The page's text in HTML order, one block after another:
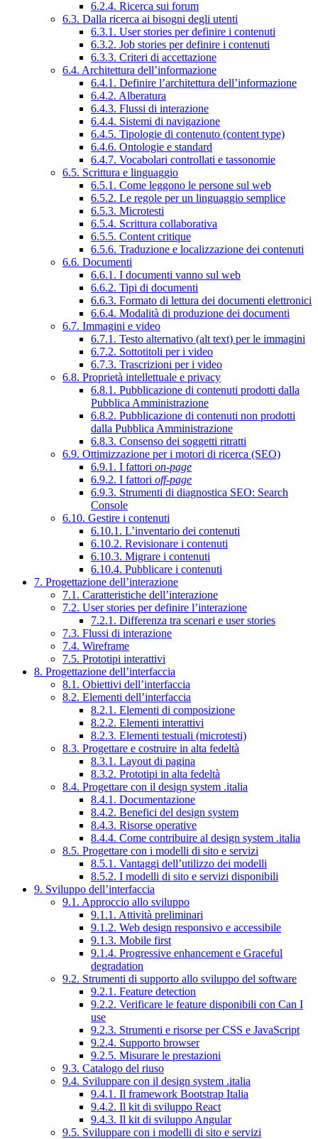
6.2.4. Ricerca sui forum
6.3. Dalla ricerca ai bisogni degli utenti
6.3.1. User stories per definire i contenuti
6.3.2. Job stories per definire i contenuti
6.3.3. Criteri di accettazione
6.4. Architettura dell’informazione
6.4.1. Definire l’architettura dell’informazione
6.4.2. Alberatura
6.4.3. Flussi di interazione
6.4.4. Sistemi di navigazione
6.4.5. Tipologie di contenuto (content type)
6.4.6. Ontologie e standard
6.4.7. Vocabolari controllati e tassonomie
6.5. Scrittura e linguaggio
6.5.1. Come leggono le persone sul web
6.5.2. Le regole per un linguaggio semplice
6.5.3. Microtesti
6.5.4. Scrittura collaborativa
6.5.5. Content critique
6.5.6. Traduzione e localizzazione dei contenuti
6.6. Documenti
6.6.1. I documenti vanno sul web
6.6.2. Tipi di documenti
6.6.3. Formato di lettura dei documenti elettronici
6.6.4. Modalità di produzione dei documenti
6.7. Immagini e video
6.7.1. Testo alternativo (alt text) per le immagini
6.7.2. Sottotitoli per i video
6.7.3. Trascrizioni per i video
6.8. Proprietà intellettuale e privacy
6.8.1. Pubblicazione di contenuti prodotti dalla
Pubblica Amministrazione
6.8.2. Pubblicazione di contenuti non prodotti
dalla Pubblica Amministrazione
6.8.3. Consenso dei soggetti ritratti
6.9. Ottimizzazione per i motori di ricerca (SEO)
6.9.1. I fattori on-page
6.9.2. I fattori off-page
6.9.3. Strumenti di diagnostica SEO: Search
Console
6.10. Gestire i contenuti
6.10.1. L’inventario dei contenuti
6.10.2. Revisionare i contenuti
6.10.3. Migrare i contenuti
6.10.4. Pubblicare i contenuti
7. Progettazione dell’interazione
7.1. Caratteristiche dell’interazione
7.2. User stories per definire l’interazione
7.2.1. Differenza tra scenari e user stories
7.3. Flussi di interazione
7.4. Wireframe
7.5. Prototipi interattivi
8. Progettazione dell’interfaccia
8.1. Obiettivi dell’interfaccia
8.2. Elementi dell’interfaccia
8.2.1. Elementi di composizione
8.2.2. Elementi interattivi
8.2.3. Elementi testuali (microtesti)
8.3. Progettare e costruire in alta fedeltà
8.3.1. Layout di pagina
8.3.2. Prototipi in alta fedeltà
8.4. Progettare con il design system .italia
8.4.1. Documentazione
8.4.2. Benefici del design system
8.4.3. Risorse operative
8.4.4. Come contribuire al design system .italia
8.5. Progettare con i modelli di sito e servizi
8.5.1. Vantaggi dell’utilizzo dei modelli
8.5.2. I modelli di sito e servizi disponibili
9. Sviluppo dell’interfaccia
9.1. Approccio allo sviluppo
9.1.1. Attività preliminari
9.1.2. Web design responsivo e accessibile
9.1.3. Mobile first
9.1.4. Progressive enhancement e Graceful
degradation
9.2. Strumenti di supporto allo sviluppo del software
9.2.1. Feature detection
9.2.2. Verificare le feature disponibili con Can I
use
9.2.3. Strumenti e risorse per CSS e JavaScript
9.2.4. Supporto browser
9.2.5. Misurare le prestazioni
9.3. Catalogo del riuso
9.4. Sviluppare con il design system .italia
9.4.1. Il framework Bootstrap Italia
9.4.2. Il kit di sviluppo React
9.4.3. Il kit di sviluppo Angular
9.5. Sviluppare con i modelli di sito e servizi